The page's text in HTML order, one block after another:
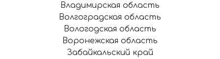
Владимирская область
Волгоградская область
Вологодская область
Воронежская область
Забайкальский край